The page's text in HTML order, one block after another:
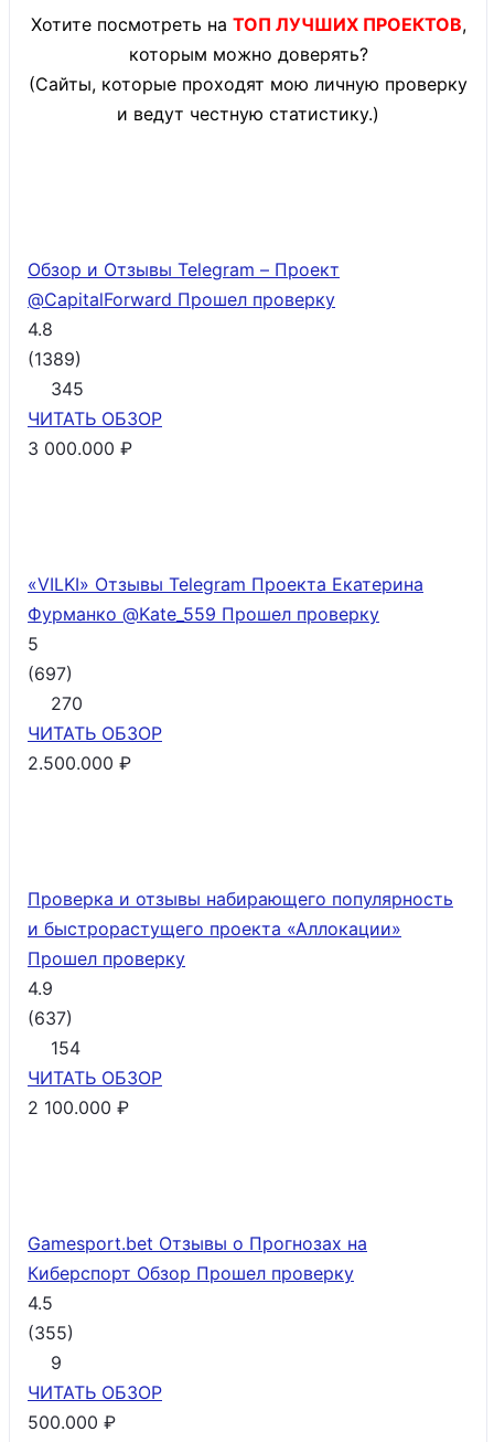
Хотите посмотреть на ТОП ЛУЧШИХ ПРОЕКТОВ,
которым можно доверять?
(Сайты, которые проходят мою личную проверку
и ведут честную статистику.)
Обзор и Отзывы Telegram – Проект
@CapitalForward Прошел проверку
4.8
(1389)
345
ЧИТАТЬ ОБЗОР
3 000.000 ₽
«VILKI» Отзывы Telegram Проекта Екатерина
Фурманко @Kate_559 Прошел проверку
5
(697)
270
ЧИТАТЬ ОБЗОР
2.500.000 ₽
Проверка и отзывы набирающего популярность
и быстрорастущего проекта «Аллокации»
Прошел проверку
4.9
(637)
154
ЧИТАТЬ ОБЗОР
2 100.000 ₽
Gamesport.bet Отзывы о Прогнозах на
Киберспорт Обзор Прошел проверку
4.5
(355)
9
ЧИТАТЬ ОБЗОР
500.000 ₽